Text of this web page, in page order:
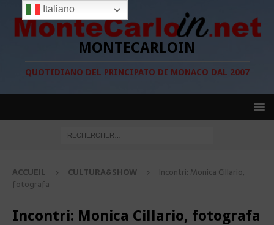
MONTECARLOIN
QUOTIDIANO DEL PRINCIPATO DI MONACO DAL 2007
ACCUEIL CULTURA&SHOW
Incontri: Monica Cillario,
fotografa
Incontri: Monica Cillario, fotografa
Italiano